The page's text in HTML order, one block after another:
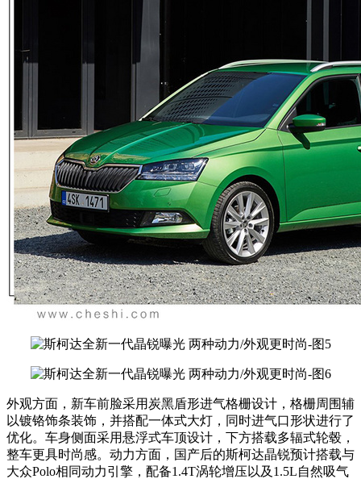
外观方面，新车前脸采用炭黑盾形进气格栅设计，格栅周围辅
以镀铬饰条装饰，并搭配一体式大灯，同时进气口形状进行了
优化。车身侧面采用悬浮式车顶设计，下方搭载多辐式轮毂，
整车更具时尚感。动力方面，国产后的斯柯达晶锐预计搭载与
大众Polo相同动力引擎，配备1.4T涡轮增压以及1.5L自然吸气